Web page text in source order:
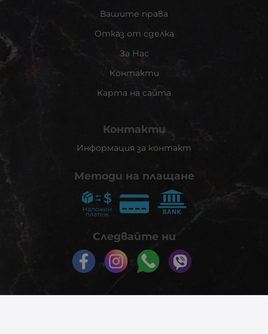
Вашите права
Отказ от сделка
За Нас
Контакти
Карта на сайта
Контакти
Информация за контакт
Методи на плащане
Следвайте ни